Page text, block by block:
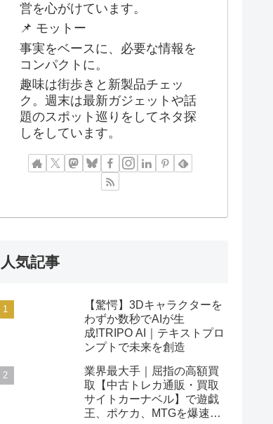
営を心がけています。
📌 モットー
事実をベースに、必要な情報を
コンパクトに。
趣味は街歩きと新製品チェッ
ク。週末は最新ガジェットや話
題のスポット巡りをしてネタ探
しをしています。
人気記事
【驚愕】3Dキャラクターを
わずか数秒でAIが生
成!TRIPO AI｜テキストプロ
ンプトで未来を創造
業界最大手｜屈指の高額買
取【中古トレカ通販・買取
サイトカーナベル】で遊戯
王、ポケカ、MTGを爆速査